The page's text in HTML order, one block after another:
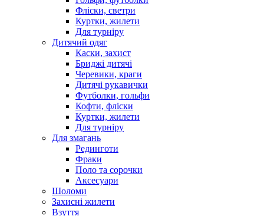
Фліски, светри
Куртки, жилети
Для турніру
Дитячий одяг
Каски, захист
Бриджі дитячі
Черевики, краги
Дитячі рукавички
Футболки, гольфи
Кофти, фліски
Куртки, жилети
Для турніру
Для змагань
Рединготи
Фраки
Поло та сорочки
Аксесуари
Шоломи
Захисні жилети
Взуття